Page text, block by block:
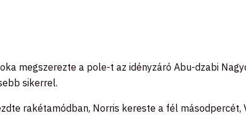
megszerezte a pole-t az idényzáró Abu-dzabi
sikerrel.
rakétamódban, Norris kereste a fél